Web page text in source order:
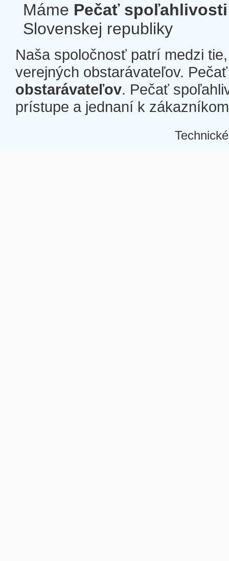
Máme Pečať spoľahlivosti
Slovenskej republiky
Naša spoločnosť patrí medzi
verejných obstarávateľov.
obstarávateľov. Pečať
prístupe a jednaní k